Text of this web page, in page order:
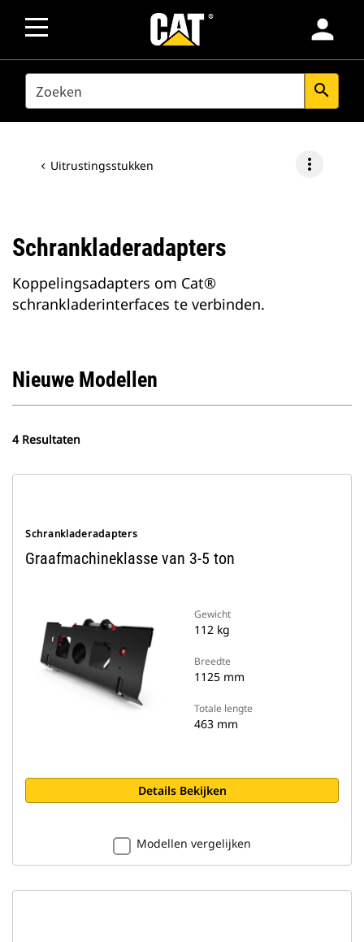
person
SEARCH search
Uitrustingsstukken more_vert
Schrankladeradapters
Koppelingsadapters om Cat®
schrankladerinterfaces te verbinden.
Nieuwe Modellen
4 Resultaten
Schrankladeradapters
Graafmachineklasse van 3-5 ton
Gewicht
112 kg
Breedte
1125 mm
Totale lengte
463 mm
Details Bekijken
Modellen vergelijken